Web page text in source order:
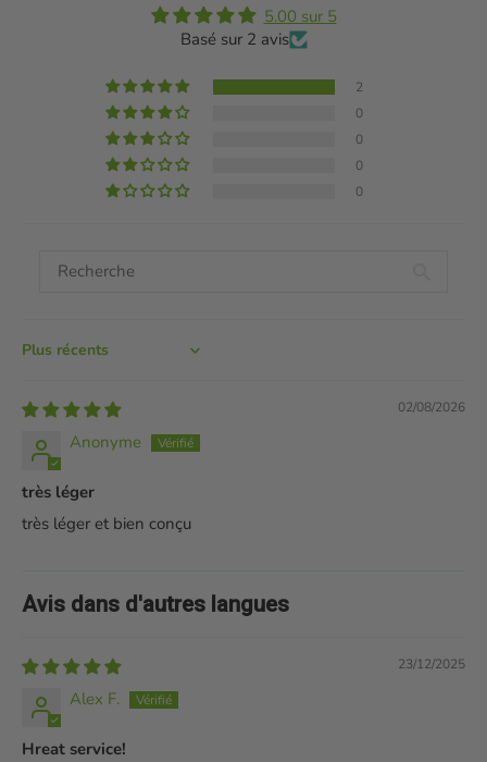
5.00 sur 5
Basé sur 2 avis
2
0
0
0
0
Sort by
02/08/2026
Anonyme
très léger
très léger et bien conçu
Avis dans d'autres langues
23/12/2025
Alex F.
Hreat service!